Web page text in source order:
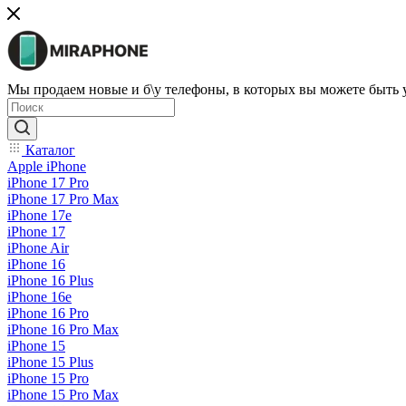
Мы продаем новые и б\у телефоны, в которых вы можете быть
Каталог
Apple iPhone
iPhone 17 Pro
iPhone 17 Pro Max
iPhone 17e
iPhone 17
iPhone Air
iPhone 16
iPhone 16 Plus
iPhone 16e
iPhone 16 Pro
iPhone 16 Pro Max
iPhone 15
iPhone 15 Plus
iPhone 15 Pro
iPhone 15 Pro Max